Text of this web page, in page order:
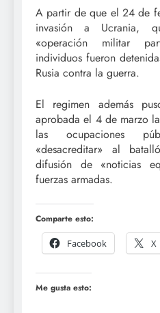
A partir de que el 24 de
invasión a Ucrania,
«operación militar
individuos fueron
Rusia contra la guerra.
El regimen además
aprobada el 4 de marzo
las ocupaciones
«desacreditar» al
difusión de «noticias
fuerzas armadas.
Comparte esto:
Facebook
X
Me gusta esto: